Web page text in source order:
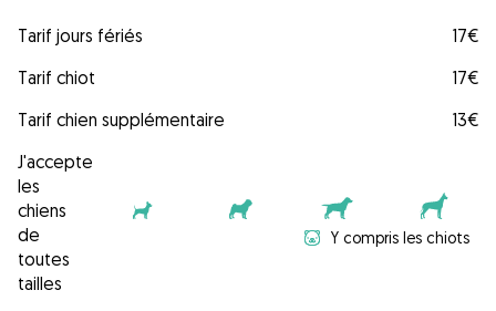
Tarif jours fériés
17€
Tarif chiot
17€
Tarif chien supplémentaire
13€
J'accepte
les
chiens
de
toutes
tailles
Y compris les chiots